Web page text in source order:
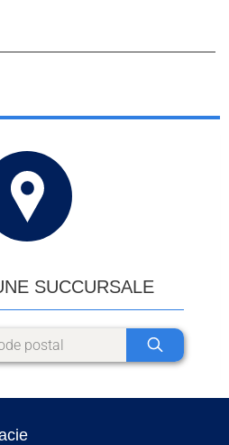
SUCCURSALE